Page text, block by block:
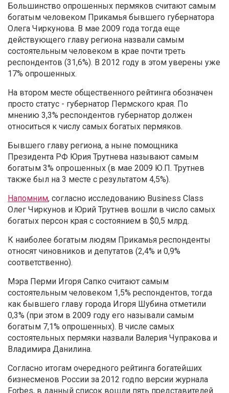
Большинство опрошенных пермяков считают самым
богатым человеком Прикамья бывшего губернатора
Олега Чиркунова. В мае 2009 года тогда еще
действующего главу региона назвали самым
состоятельным человеком в крае почти треть
респондентов (31,6%). В 2012 году в этом уверены уже
17% опрошенных.
На втором месте общественного рейтинга обозначен
просто статус - губернатор Пермского края. По
мнению 3,3% респондентов губернатор должен
относиться к числу самых богатых пермяков.
Бывшего главу региона, а ныне помощника
Президента РФ Юрия Трутнева называют самым
богатым 3% опрошенных (в мае 2009 Ю.П. Трутнев
также был на 3 месте с результатом 4,5%).
Напомним, согласно исследованию Business Class
Олег Чиркунов и Юрий Трутнев вошли в число самых
богатых персон края с состоянием в $0,5 млрд.
К наиболее богатым людям Прикамья респонденты
относят чиновников и депутатов (2,4% и 0,9%
соответственно).
Мэра Перми Игоря Сапко считают самым
состоятельным человеком 1,5% респондентов, тогда
как бывшего главу города Игоря Шубина отметили
0,3% (при этом в 2009 году его называли самым
богатым 7,1% опрошенных). В числе самых
состоятельных пермяки назвали Валерия Чупракова и
Владимира Данилина.
Согласно итогам очередного рейтинга богатейших
бизнесменов России за 2012 годпо версии журнала
Forbes, в данный список вошли пять представителей